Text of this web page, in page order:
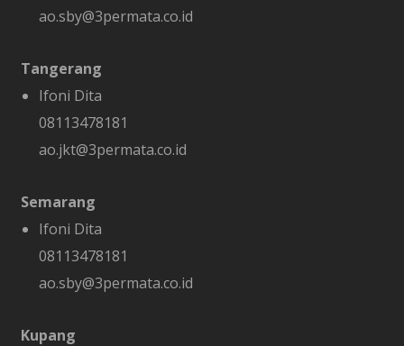
ao.sby@3permata.co.id
Tangerang
Ifoni Dita
08113478181
ao.jkt@3permata.co.id
Semarang
Ifoni Dita
08113478181
ao.sby@3permata.co.id
Kupang